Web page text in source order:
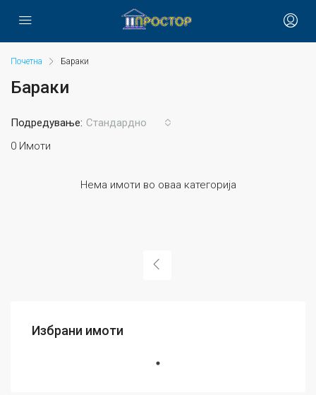
Почетна Бараки
Бараки
0 Имоти
Подредување: Стандардно
Нема имоти во оваа категорија
Избрани имоти